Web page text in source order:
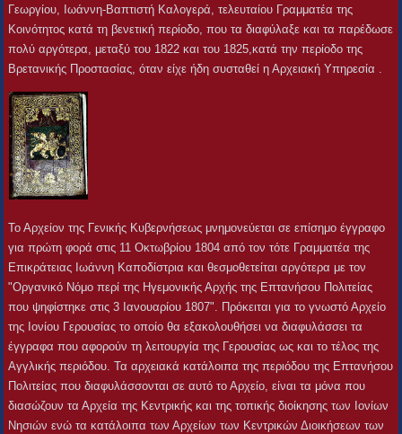
Γεωργίου, Ιωάννη-Βαπτιστή Καλογερά, τελευταίου Γραμματέα της
Κοινότητος κατά τη βενετική περίοδο, που τα διαφύλαξε και τα παρέδωσε
πολύ αργότερα, μεταξύ του 1822 και του 1825,κατά την περίοδο της
Βρετανικής Προστασίας, όταν είχε ήδη συσταθεί η Αρχειακή Υπηρεσία .
Το Αρχείον της Γενικής Κυβερνήσεως μνημονεύεται σε επίσημο έγγραφο
για πρώτη φορά στις 11 Οκτωβρίου 1804 από τον τότε Γραμματέα της
Επικράτειας Ιωάννη Καποδίστρια και θεσμοθετείται αργότερα με τον
"Οργανικό Νόμο περί της Ηγεμονικής Αρχής της Επτανήσου Πολιτείας
που ψηφίστηκε στις 3 Ιανουαρίου 1807". Πρόκειται για το γνωστό Αρχείο
της Ιονίου Γερουσίας το οποίο θα εξακολουθήσει να διαφυλάσσει τα
έγγραφα που αφορούν τη λειτουργία της Γερουσίας ως και το τέλος της
Αγγλικής περιόδου. Τα αρχειακά κατάλοιπα της περιόδου της Επτανήσου
Πολιτείας που διαφυλάσσονται σε αυτό το Αρχείο, είναι τα μόνα που
διασώζουν τα Αρχεία της Κεντρικής και της τοπικής διοίκησης των Ιονίων
Νησιών ενώ τα κατάλοιπα των Αρχείων των Κεντρικών Διοικήσεων των